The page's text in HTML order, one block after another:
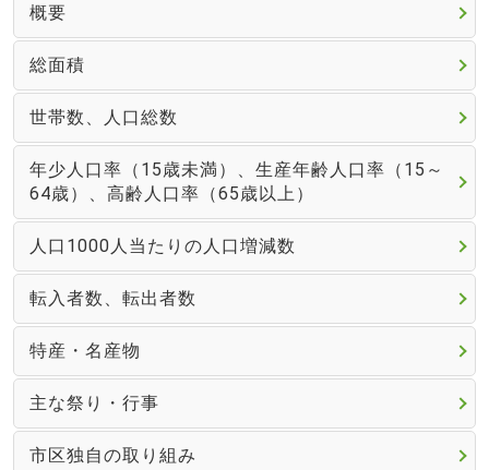
概要
総面積
世帯数、人口総数
年少人口率（15歳未満）、生産年齢人口率（15～
64歳）、高齢人口率（65歳以上）
人口1000人当たりの人口増減数
転入者数、転出者数
特産・名産物
主な祭り・行事
市区独自の取り組み